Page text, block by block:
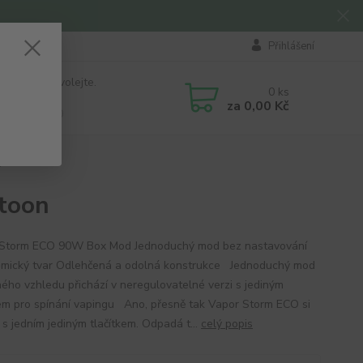
Přihlášení
si rady? Zavolejte.
0 ks
za 0,00 Kč
ECO 90W Box Mod Jednoduchý mod bez nastavování
tvar Odlehčená a odolná konstrukce Jednoduchý mod
vzhledu přichází v neregulovatelné verzi s jediným
pro spínání vapingu Ano, přesně tak Vapor Storm ECO si
jedním jediným tlačítkem. Odpadá t... celý popis